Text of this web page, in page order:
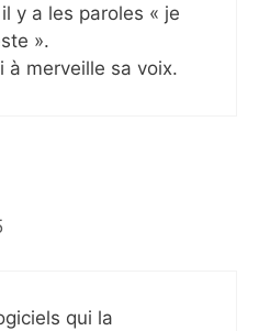
y a les paroles « je
».
à merveille sa voix.
qui la